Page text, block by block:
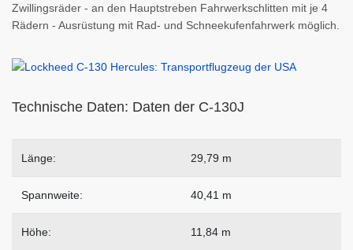
Zwillingsräder - an den Hauptstreben Fahrwerkschlitten mit je 4
Rädern - Ausrüstung mit Rad- und Schneekufenfahrwerk möglich.
Technische Daten: Daten der C-130J
Länge: 29,79 m
Spannweite: 40,41 m
Höhe: 11,84 m